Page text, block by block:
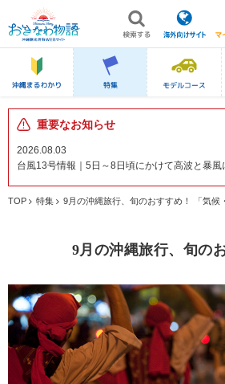
重要なお知らせ
2026.08.03
台風13号情報｜5日～8日頃にかけて高波と暴風
TOP 特集 9月の沖縄旅行、旬のおすすめ！ 「気候
9月の沖縄旅行、旬の